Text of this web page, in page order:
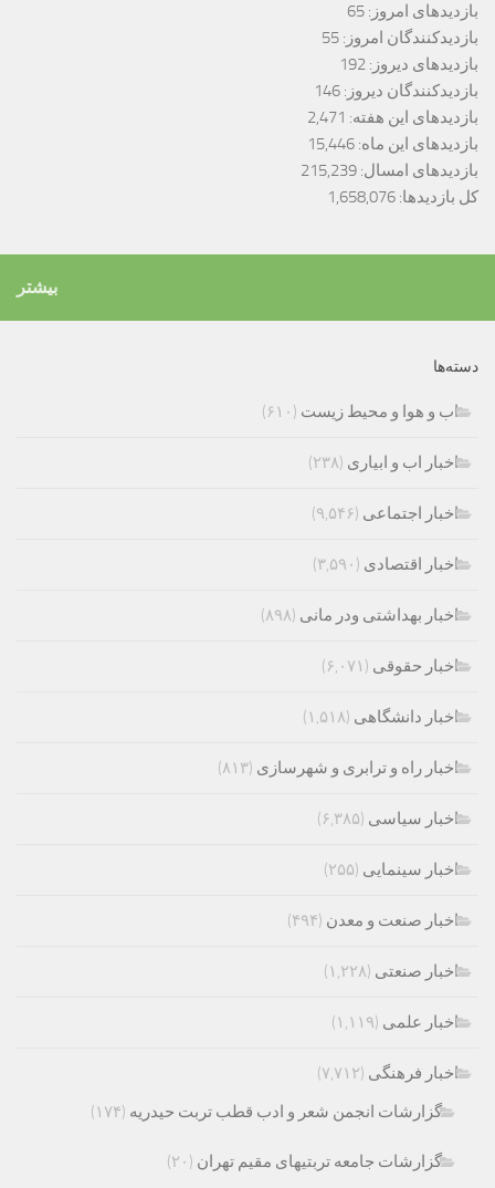
بازدیدهای امروز: 65
بازدیدکنندگان امروز: 55
بازدیدهای دیروز: 192
بازدیدکنندگان دیروز: 146
بازدیدهای این هفته: 2,471
بازدیدهای این ماه: 15,446
بازدیدهای امسال: 215,239
کل بازدیدها: 1,658,076
بیشتر
دسته‌ها
اب و هوا و محیط زیست (۶۱۰)
اخبار اب و ابیاری (۲۳۸)
اخبار اجتماعی (۹,۵۴۶)
اخبار اقتصادی (۳,۵۹۰)
اخبار بهداشتی ودر مانی (۸۹۸)
اخبار حقوقی (۶,۰۷۱)
اخبار دانشگاهی (۱,۵۱۸)
اخبار راه و ترابری و شهرسازی (۸۱۳)
اخبار سیاسی (۶,۳۸۵)
اخبار سینمایی (۲۵۵)
اخبار صنعت و معدن (۴۹۴)
اخبار صنعتی (۱,۲۲۸)
اخبار علمی (۱,۱۱۹)
اخبار فرهنگی (۷,۷۱۲)
گزارشات انجمن شعر و ادب قطب تربت حیدریه (۱۷۴)
گزارشات جامعه تربتیهای مقیم تهران (۲۰)